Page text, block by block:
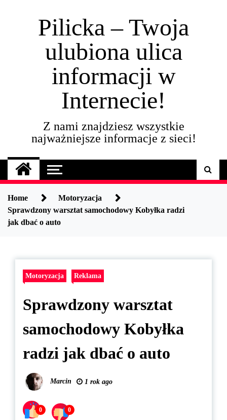
Pilicka – Twoja
ulubiona ulica
informacji w
Internecie!
Z nami znajdziesz wszystkie
najważniejsze informacje z sieci!
Home
Motoryzacja
Sprawdzony warsztat samochodowy Kobyłka radzi
jak dbać o auto
Motoryzacja Reklama
Sprawdzony warsztat
samochodowy Kobyłka
radzi jak dbać o auto
Marcin 1 rok ago
0 0